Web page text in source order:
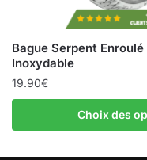
Bague Serpent
Inoxydable
19.90€
Choix des